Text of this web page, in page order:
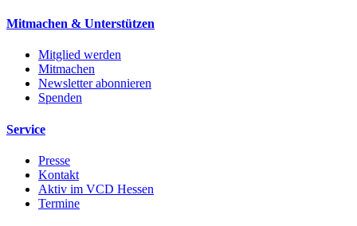
Mitmachen & Unterstützen
Mitglied werden
Mitmachen
Newsletter abonnieren
Spenden
Service
Presse
Kontakt
Aktiv im VCD Hessen
Termine